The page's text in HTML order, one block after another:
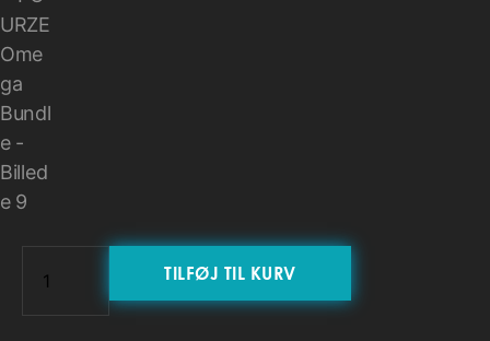
TILFØJ TIL KURV